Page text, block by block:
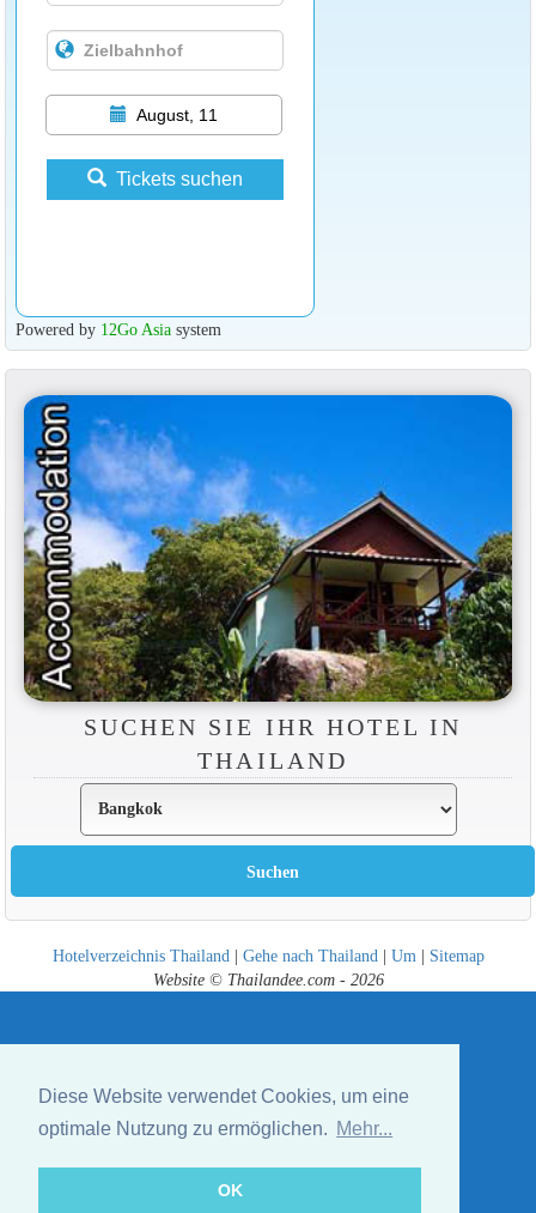
Diese Website verwendet Cookies, um eine
optimale Nutzung zu ermöglichen. Mehr...
OK
August, 11
Tickets suchen
Powered by 12Go Asiasystem
SUCHEN SIE IHR HOTEL IN
THAILAND
Hotelverzeichnis Thailand | Gehe nach Thailand | Um | Sitemap
Website © Thailandee.com - 2026